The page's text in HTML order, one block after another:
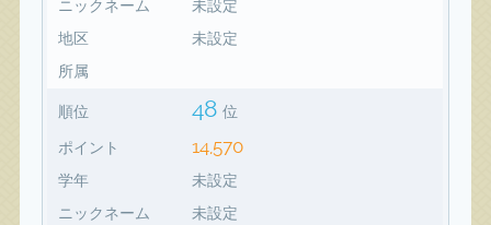
ニックネーム
未設定
地区
未設定
所属
順位 48 位
ポイント 14,570
学年
未設定
ニックネーム
未設定